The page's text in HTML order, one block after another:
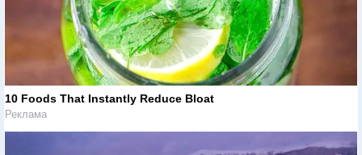
10 Foods That Instantly Reduce Bloat
Реклама